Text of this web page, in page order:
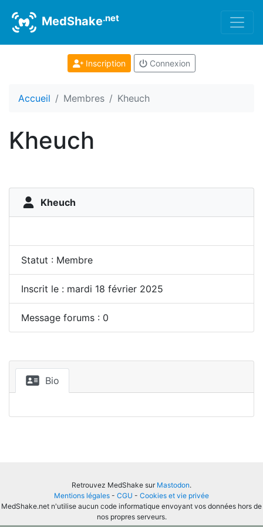
MedShake.net
Inscription Connexion
Accueil Membres Kheuch
Kheuch
Kheuch
Statut : Membre
Inscrit le : mardi 18 février 2025
Message forums : 0
Bio
Retrouvez MedShake sur Mastodon.
Mentions légales - CGU - Cookies et vie privée
MedShake.net n'utilise aucun code informatique envoyant vos données hors de
nos propres serveurs.